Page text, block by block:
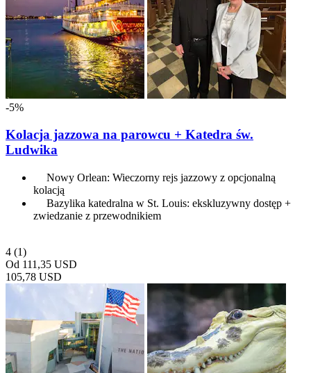
-5%
Kolacja jazzowa na parowcu + Katedra św.
Ludwika
Nowy Orlean: Wieczorny rejs jazzowy z opcjonalną
kolacją
Bazylika katedralna w St. Louis: ekskluzywny dostęp +
zwiedzanie z przewodnikiem
4 (1)
Od 111,35 USD
105,78 USD